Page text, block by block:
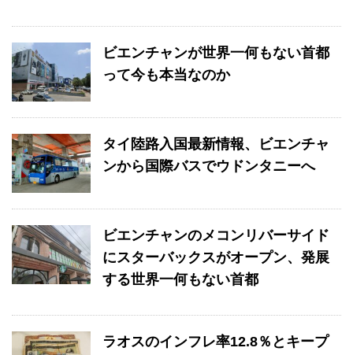
ビエンチャンが世界一何もない首都
って今も本当なのか
タイ陸路入国最新情報、ビエンチャ
ンから国際バスでウドンタニーへ
ビエンチャンのメコンリバーサイド
にスターバックスがオープン、発展
する世界一何もない首都
ラオスのインフレ率12.8％とキープ